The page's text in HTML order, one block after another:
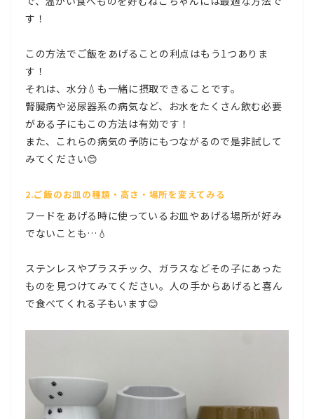
す！
この方法でご飯をあげることの利点はもう1つありま
す！
それは、水分💧も一緒に摂取できることです。
腎臓病や泌尿器系の病気など、お水をたくさん飲む必要
がある子にもこの方法は有効です！
また、これらの病気の予防にもつながるので是非試して
みてください😊
2.ご飯のお皿の種類・高さ・場所を変えてみる
フードをあげる時に使っているお皿やあげる場所が好み
でないことも…💧
ステンレスやプラスチック、ガラスなどその子にあった
ものを見つけてみてください。人の手からあげると喜ん
で食べてくれる子もいます😊